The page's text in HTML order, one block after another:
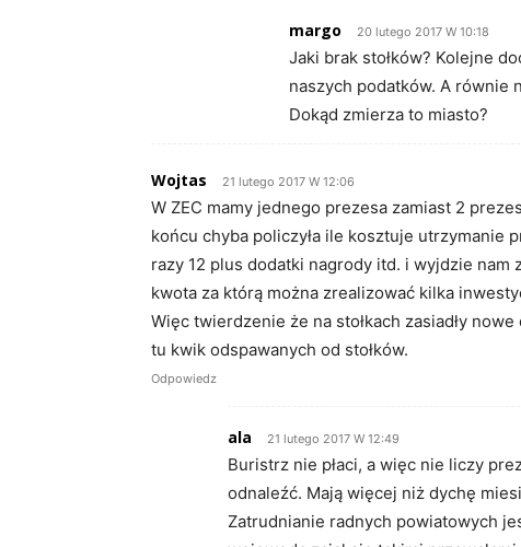
margo 20 lutego 2017 W 10:18
Jaki brak stołków? Kolejne
naszych podatków. A równie
Dokąd zmierza to miasto?
Wojtas 21 lutego 2017 W 12:06
W ZEC mamy jednego prezesa zamiast 2
końcu chyba policzyła ile kosztuje utrzymanie
razy 12 plus dodatki nagrody itd. i wyjdzie
kwota za którą można zrealizować kilka
Więc twierdzenie że na stołkach zasiadły
tu kwik odspawanych od stołków.
Odpowiedz
ala 21 lutego 2017 W 12:49
Buristrz nie płaci, a więc nie liczy
odnaleźć. Mają więcej niż dychę
Zatrudnianie radnych powiatowych